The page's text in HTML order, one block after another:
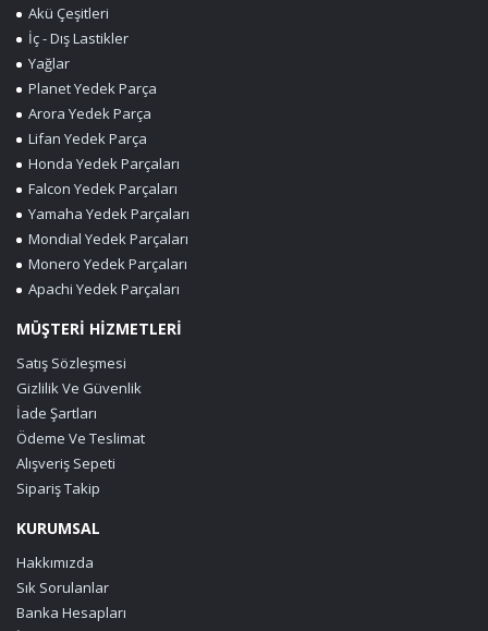
Akü Çeşitleri
İç - Dış Lastikler
Yağlar
Planet Yedek Parça
Arora Yedek Parça
Lifan Yedek Parça
Honda Yedek Parçaları
Falcon Yedek Parçaları
Yamaha Yedek Parçaları
Mondial Yedek Parçaları
Monero Yedek Parçaları
Apachi Yedek Parçaları
MÜŞTERİ HİZMETLERİ
Satış Sözleşmesi
Gizlilik Ve Güvenlik
İade Şartları
Ödeme Ve Teslimat
Alışveriş Sepeti
Sipariş Takip
KURUMSAL
Hakkımızda
Sık Sorulanlar
Banka Hesapları